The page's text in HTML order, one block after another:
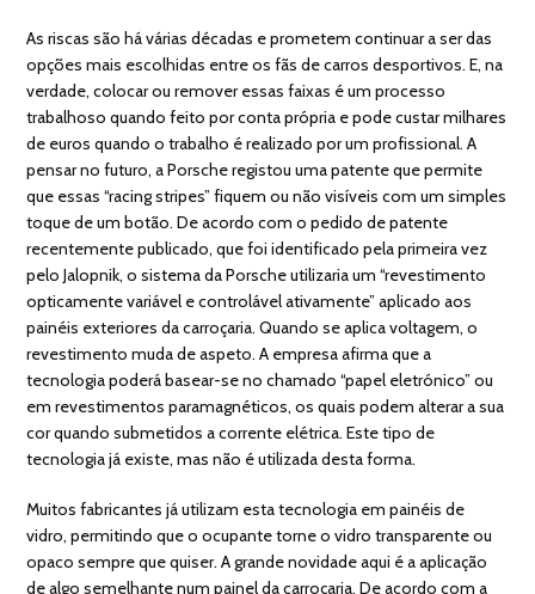
As riscas são há várias décadas e prometem continuar a ser das
opções mais escolhidas entre os fãs de carros desportivos. E, na
verdade, colocar ou remover essas faixas é um processo
trabalhoso quando feito por conta própria e pode custar milhares
de euros quando o trabalho é realizado por um profissional. A
pensar no futuro, a Porsche registou uma patente que permite
que essas “racing stripes” fiquem ou não visíveis com um simples
toque de um botão. De acordo com o pedido de patente
recentemente publicado, que foi identificado pela primeira vez
pelo Jalopnik, o sistema da Porsche utilizaria um “revestimento
opticamente variável e controlável ativamente” aplicado aos
painéis exteriores da carroçaria. Quando se aplica voltagem, o
revestimento muda de aspeto. A empresa afirma que a
tecnologia poderá basear-se no chamado “papel eletrónico” ou
em revestimentos paramagnéticos, os quais podem alterar a sua
cor quando submetidos a corrente elétrica. Este tipo de
tecnologia já existe, mas não é utilizada desta forma.
Muitos fabricantes já utilizam esta tecnologia em painéis de
vidro, permitindo que o ocupante torne o vidro transparente ou
opaco sempre que quiser. A grande novidade aqui é a aplicação
de algo semelhante num painel da carroçaria. De acordo com a